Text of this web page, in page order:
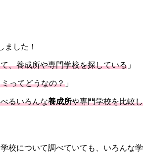
ました！
、養成所や専門学校を探している 」
ってどうなの？ 」
るいろんな養成所や専門学校を比較し
校について調べていても、いろんな学